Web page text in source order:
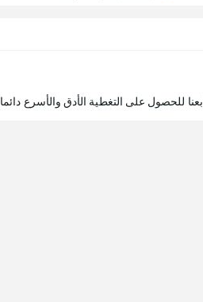
للحصول على التغطية الأدق والأسرع دائما.